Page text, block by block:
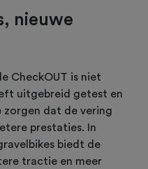
nieuwe
CheckOUT is niet
uitgebreid getest en
dat de vering
prestaties. In
biedt de
tractie en meer